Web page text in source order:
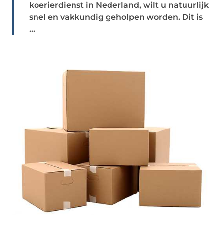
koerierdienst in Nederland, wilt u natuurlijk
snel en vakkundig geholpen worden. Dit is
...